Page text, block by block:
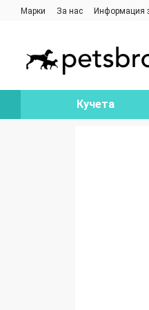
Премини към основното
Марки За нас Информация
Кучета